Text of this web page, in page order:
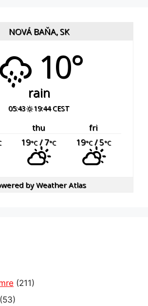
NOVÁ BAŇA, SK
10°
rain
05:43 19:44 CEST
thu
fri
19°C/ 7°C 19°C/ 5°C
byWeather Atlas
(211)
(53)